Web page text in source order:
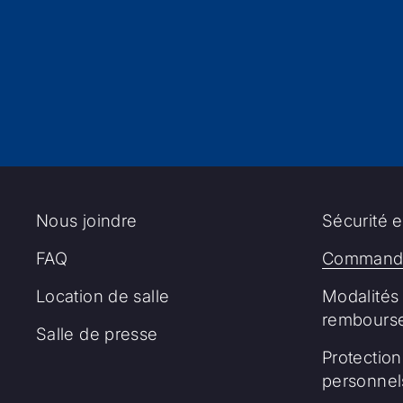
Nous joindre
FAQ
Location de salle
Salle de presse
Sécurité
Modalités